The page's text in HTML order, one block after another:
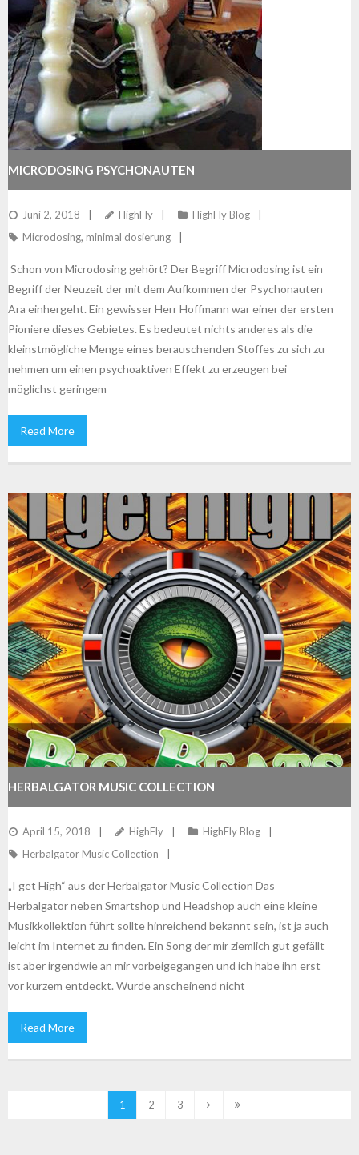
MICRODOSING PSYCHONAUTEN
Juni 2, 2018 HighFly
HighFly Blog
Microdosing, minimal dosierung
Schon von Microdosing gehört? Der Begriff Microdosing ist ein
Begriff der Neuzeit der mit dem Aufkommen der Psychonauten
Ära einhergeht. Ein gewisser Herr Hoffmann war einer der ersten
Pioniere dieses Gebietes. Es bedeutet nichts anderes als die
kleinstmögliche Menge eines berauschenden Stoffes zu sich zu
nehmen um einen psychoaktiven Effekt zu erzeugen bei
möglichst geringem
Read More
HERBALGATOR MUSIC COLLECTION
April 15, 2018 HighFly
HighFly Blog
Herbalgator Music Collection
„I get High“ aus der Herbalgator Music Collection Das
Herbalgator neben Smartshop und Headshop auch eine kleine
Musikkollektion führt sollte hinreichend bekannt sein, ist ja auch
leicht im Internet zu finden. Ein Song der mir ziemlich gut gefällt
ist aber irgendwie an mir vorbeigegangen und ich habe ihn erst
vor kurzem entdeckt. Wurde anscheinend nicht
Read More
1 2 3